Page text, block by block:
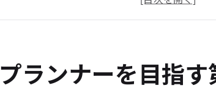
ファイナンシャルプランナーに必要
将来を見据えたファイナンシャルプラ
川崎市で資格取得をかなえる具体策
ランナーを目指